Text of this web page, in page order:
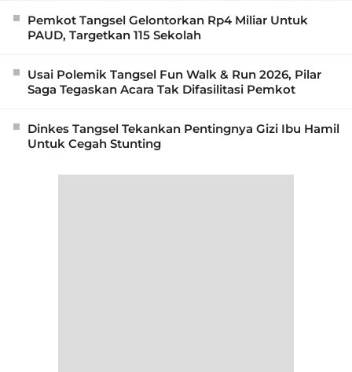
Pemkot Tangsel Gelontorkan Rp4 Miliar Untuk
PAUD, Targetkan 115 Sekolah
Usai Polemik Tangsel Fun Walk & Run 2026, Pilar
Saga Tegaskan Acara Tak Difasilitasi Pemkot
Dinkes Tangsel Tekankan Pentingnya Gizi Ibu Hamil
Untuk Cegah Stunting